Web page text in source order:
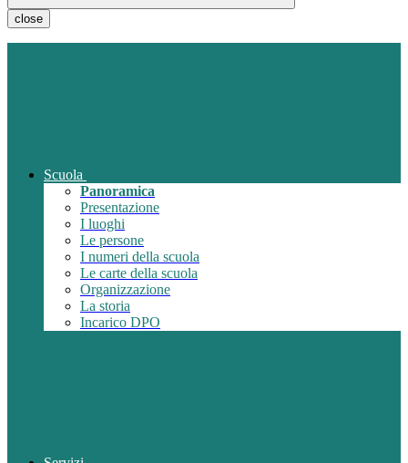
close
Scuola
Panoramica
Presentazione
I luoghi
Le persone
I numeri della scuola
Le carte della scuola
Organizzazione
La storia
Incarico DPO